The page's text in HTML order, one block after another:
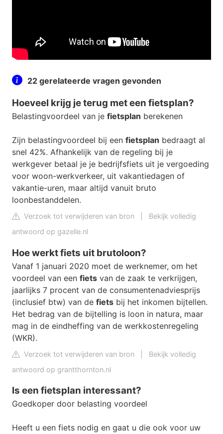
22 gerelateerde vragen gevonden
Hoeveel krijg je terug met een fietsplan?
Belastingvoordeel van je fietsplan berekenen
Zijn belastingvoordeel bij een fietsplan bedraagt al
snel 42%. Afhankelijk van de regeling bij je
werkgever betaal je je bedrijfsfiets uit je vergoeding
voor woon-werkverkeer, uit vakantiedagen of
vakantie-uren, maar altijd vanuit bruto
loonbestanddelen.
Verzoek tot verwijderen van bron
Bekijk volledig
antwoord op gazelle.nl
Hoe werkt fiets uit brutoloon?
Vanaf 1 januari 2020 moet de werknemer, om het
voordeel van een fiets van de zaak te verkrijgen,
jaarlijks 7 procent van de consumentenadviesprijs
(inclusief btw) van de fiets bij het inkomen bijtellen.
Het bedrag van de bijtelling is loon in natura, maar
mag in de eindheffing van de werkkostenregeling
(WKR).
Verzoek tot verwijderen van bron
Bekijk volledig
antwoord op grantthornton.nl
Is een fietsplan interessant?
Goedkoper door belasting voordeel
Heeft u een fiets nodig en gaat u die ook voor uw